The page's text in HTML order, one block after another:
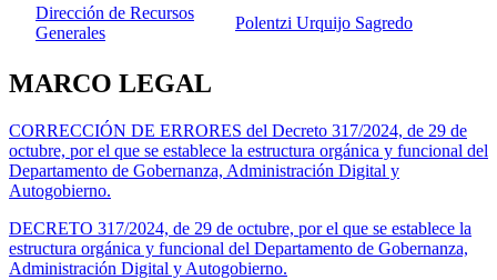
Dirección de Recursos
Generales
Polentzi Urquijo Sagredo
MARCO LEGAL
CORRECCIÓN DE ERRORES del Decreto 317/2024, de 29 de
octubre, por el que se establece la estructura orgánica y funcional del
Departamento de Gobernanza, Administración Digital y
Autogobierno.
DECRETO 317/2024, de 29 de octubre, por el que se establece la
estructura orgánica y funcional del Departamento de Gobernanza,
Administración Digital y Autogobierno.